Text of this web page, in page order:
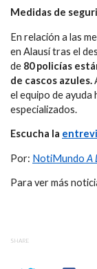
Medidas de
En relación a las
en Alausí tras el
de 80 policías
de cascos azules.
el equipo de ayuda
especializados.
Escucha la
Por: NotiMundo A
Para ver más
SHARE